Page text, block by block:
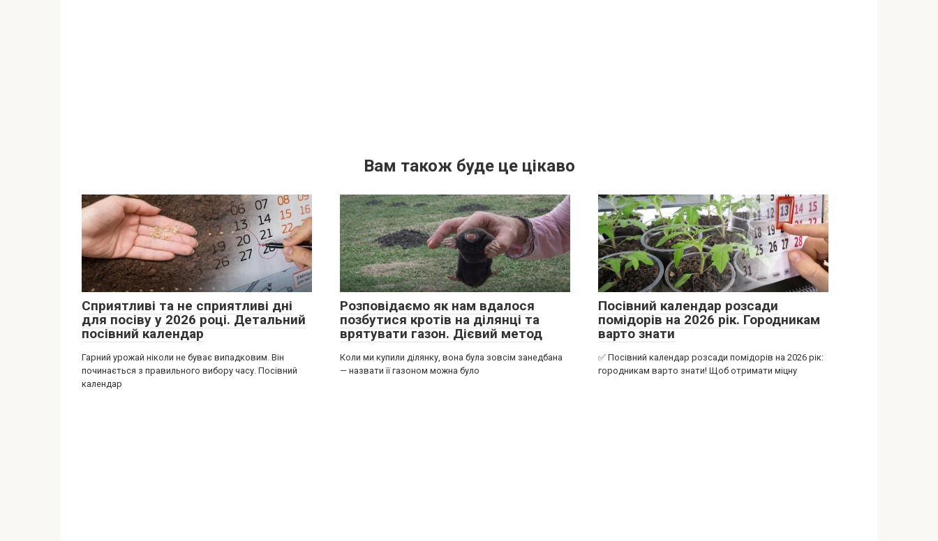
Вам також буде це цікаво
Сприятливі та не сприятливі дні
для посіву у 2026 році. Детальний
посівний календар
Гарний урожай ніколи не буває випадковим. Він
починається з правильного вибору часу. Посівний
календар
Розповідаємо як нам вдалося
позбутися кротів на ділянці та
врятувати газон. Дієвий метод
Коли ми купили ділянку, вона була зовсім занедбана
— назвати її газоном можна було
Посівний календар розсади
помідорів на 2026 рік. Городникам
варто знати
✅ Посівний календар розсади помідорів на 2026 рік:
городникам варто знати! Щоб отримати міцну